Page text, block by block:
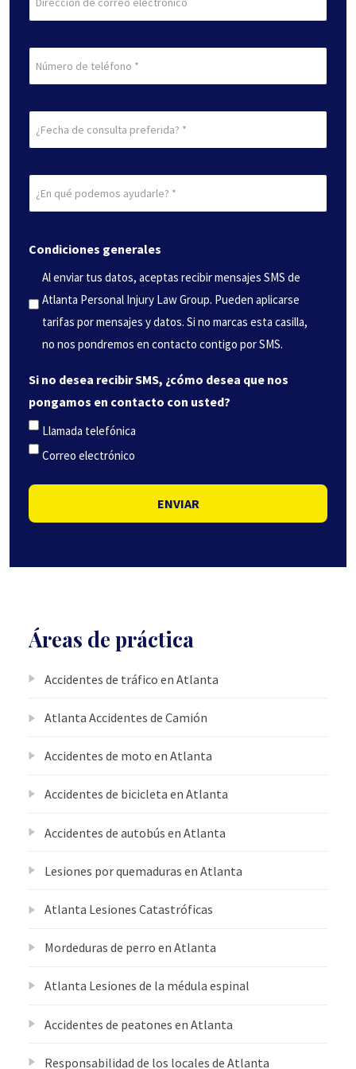
electrónico
de
preferida
(Obligatorio)
qué
ayudarle?
(Obligatorio)
Condiciones generales
Al enviar tus datos, aceptas recibir mensajes SMS de
Atlanta Personal Injury Law Group. Pueden aplicarse
tarifas por mensajes y datos. Si no marcas esta casilla,
no nos pondremos en contacto contigo por SMS.
Si no desea recibir SMS, ¿cómo desea que nos
pongamos en contacto con usted?
Llamada telefónica
Correo electrónico
ENVIAR
Áreas de práctica
Accidentes de tráfico en Atlanta
Atlanta Accidentes de Camión
Accidentes de moto en Atlanta
Accidentes de bicicleta en Atlanta
Accidentes de autobús en Atlanta
Lesiones por quemaduras en Atlanta
Atlanta Lesiones Catastróficas
Mordeduras de perro en Atlanta
Atlanta Lesiones de la médula espinal
Accidentes de peatones en Atlanta
Responsabilidad de los locales de Atlanta